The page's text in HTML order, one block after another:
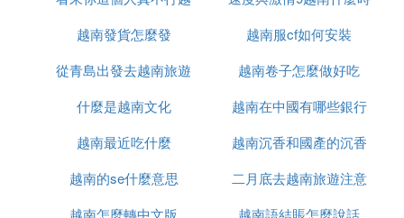
越南現代房地產公司
：這是一家大型的房地產企
業，主要從事房地產開發、建設和銷售。在越南各大
的市場份額。該公司開發的樓盤多以高端住宅和商業
綜合體為主。
越南現代房地產公司是越南房地產市場上的重要參與
南語怎麼說
候上映
越南發貨怎麼發
越南服cf如何安裝
從青島出發去越南旅遊
怎麼辦
越南卷子怎麼做好吃
什麼是越南文化
越南在中國有哪些銀行
越南最近吃什麼
越南沉香和國產的沉香
什麼區別
越南的se什麼意思
二月底去越南旅遊注意
什麼
越南怎麼轉中文版
越南語結賬怎麼說話